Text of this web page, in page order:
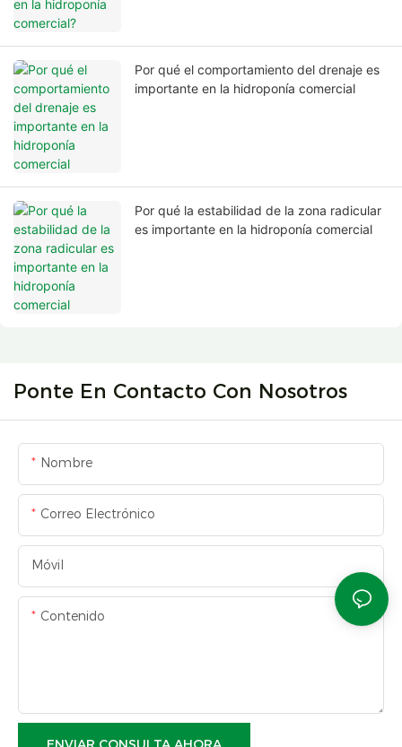
Por qué el comportamiento del drenaje es
importante en la hidroponía comercial
Por qué la estabilidad de la zona radicular
es importante en la hidroponía comercial
Ponte En Contacto Con Nosotros
Nombre
Correo Electrónico
Móvil
Contenido